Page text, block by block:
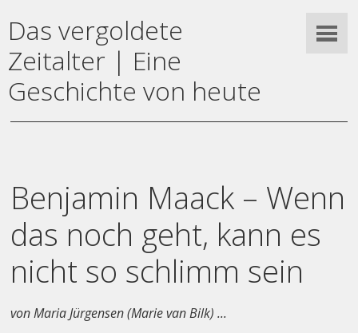
Das vergoldete
Zeitalter | Eine
Geschichte von heute
Benjamin Maack – Wenn
das noch geht, kann es
nicht so schlimm sein
von Maria Jürgensen (Marie van Bilk) ...